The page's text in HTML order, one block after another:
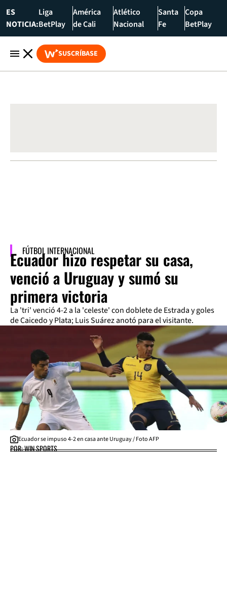
ES
NOTICIA:
Liga
BetPlay
América
de Cali
Atlético
Nacional
Santa
Fe
Copa
BetPlay
SUSCRÍBASE
FÚTBOL INTERNACIONAL
Ecuador hizo respetar su casa,
venció a Uruguay y sumó su
primera victoria
La 'tri' venció 4-2 a la 'celeste' con doblete de Estrada y goles
de Caicedo y Plata; Luis Suárez anotó para el visitante.
Ecuador se impuso 4-2 en casa ante Uruguay / Foto AFP
POR: WIN SPORTS